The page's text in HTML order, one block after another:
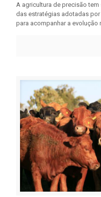
A agricultura de precisão
das estratégias adotadas
para acompanhar a evolução